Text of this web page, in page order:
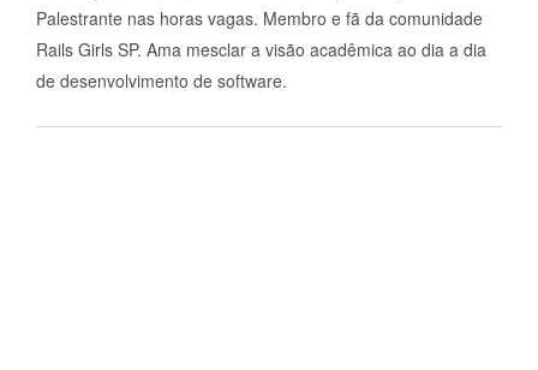
Palestrante nas horas vagas. Membro e fã da comunidade
Rails Girls SP. Ama mesclar a visão acadêmica ao dia a dia
de desenvolvimento de software.